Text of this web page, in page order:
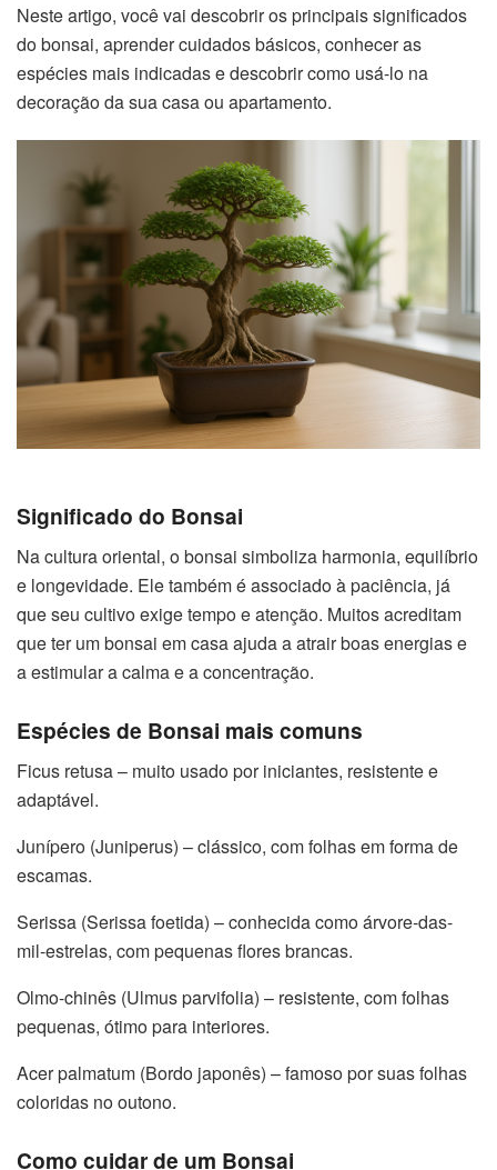
Neste artigo, você vai descobrir os principais significados
do bonsai, aprender cuidados básicos, conhecer as
espécies mais indicadas e descobrir como usá-lo na
decoração da sua casa ou apartamento.
Significado do Bonsai
Na cultura oriental, o bonsai simboliza harmonia, equilíbrio
e longevidade. Ele também é associado à paciência, já
que seu cultivo exige tempo e atenção. Muitos acreditam
que ter um bonsai em casa ajuda a atrair boas energias e
a estimular a calma e a concentração.
Espécies de Bonsai mais comuns
Ficus retusa – muito usado por iniciantes, resistente e
adaptável.
Junípero (Juniperus) – clássico, com folhas em forma de
escamas.
Serissa (Serissa foetida) – conhecida como árvore-das-
mil-estrelas, com pequenas flores brancas.
Olmo-chinês (Ulmus parvifolia) – resistente, com folhas
pequenas, ótimo para interiores.
Acer palmatum (Bordo japonês) – famoso por suas folhas
coloridas no outono.
Como cuidar de um Bonsai